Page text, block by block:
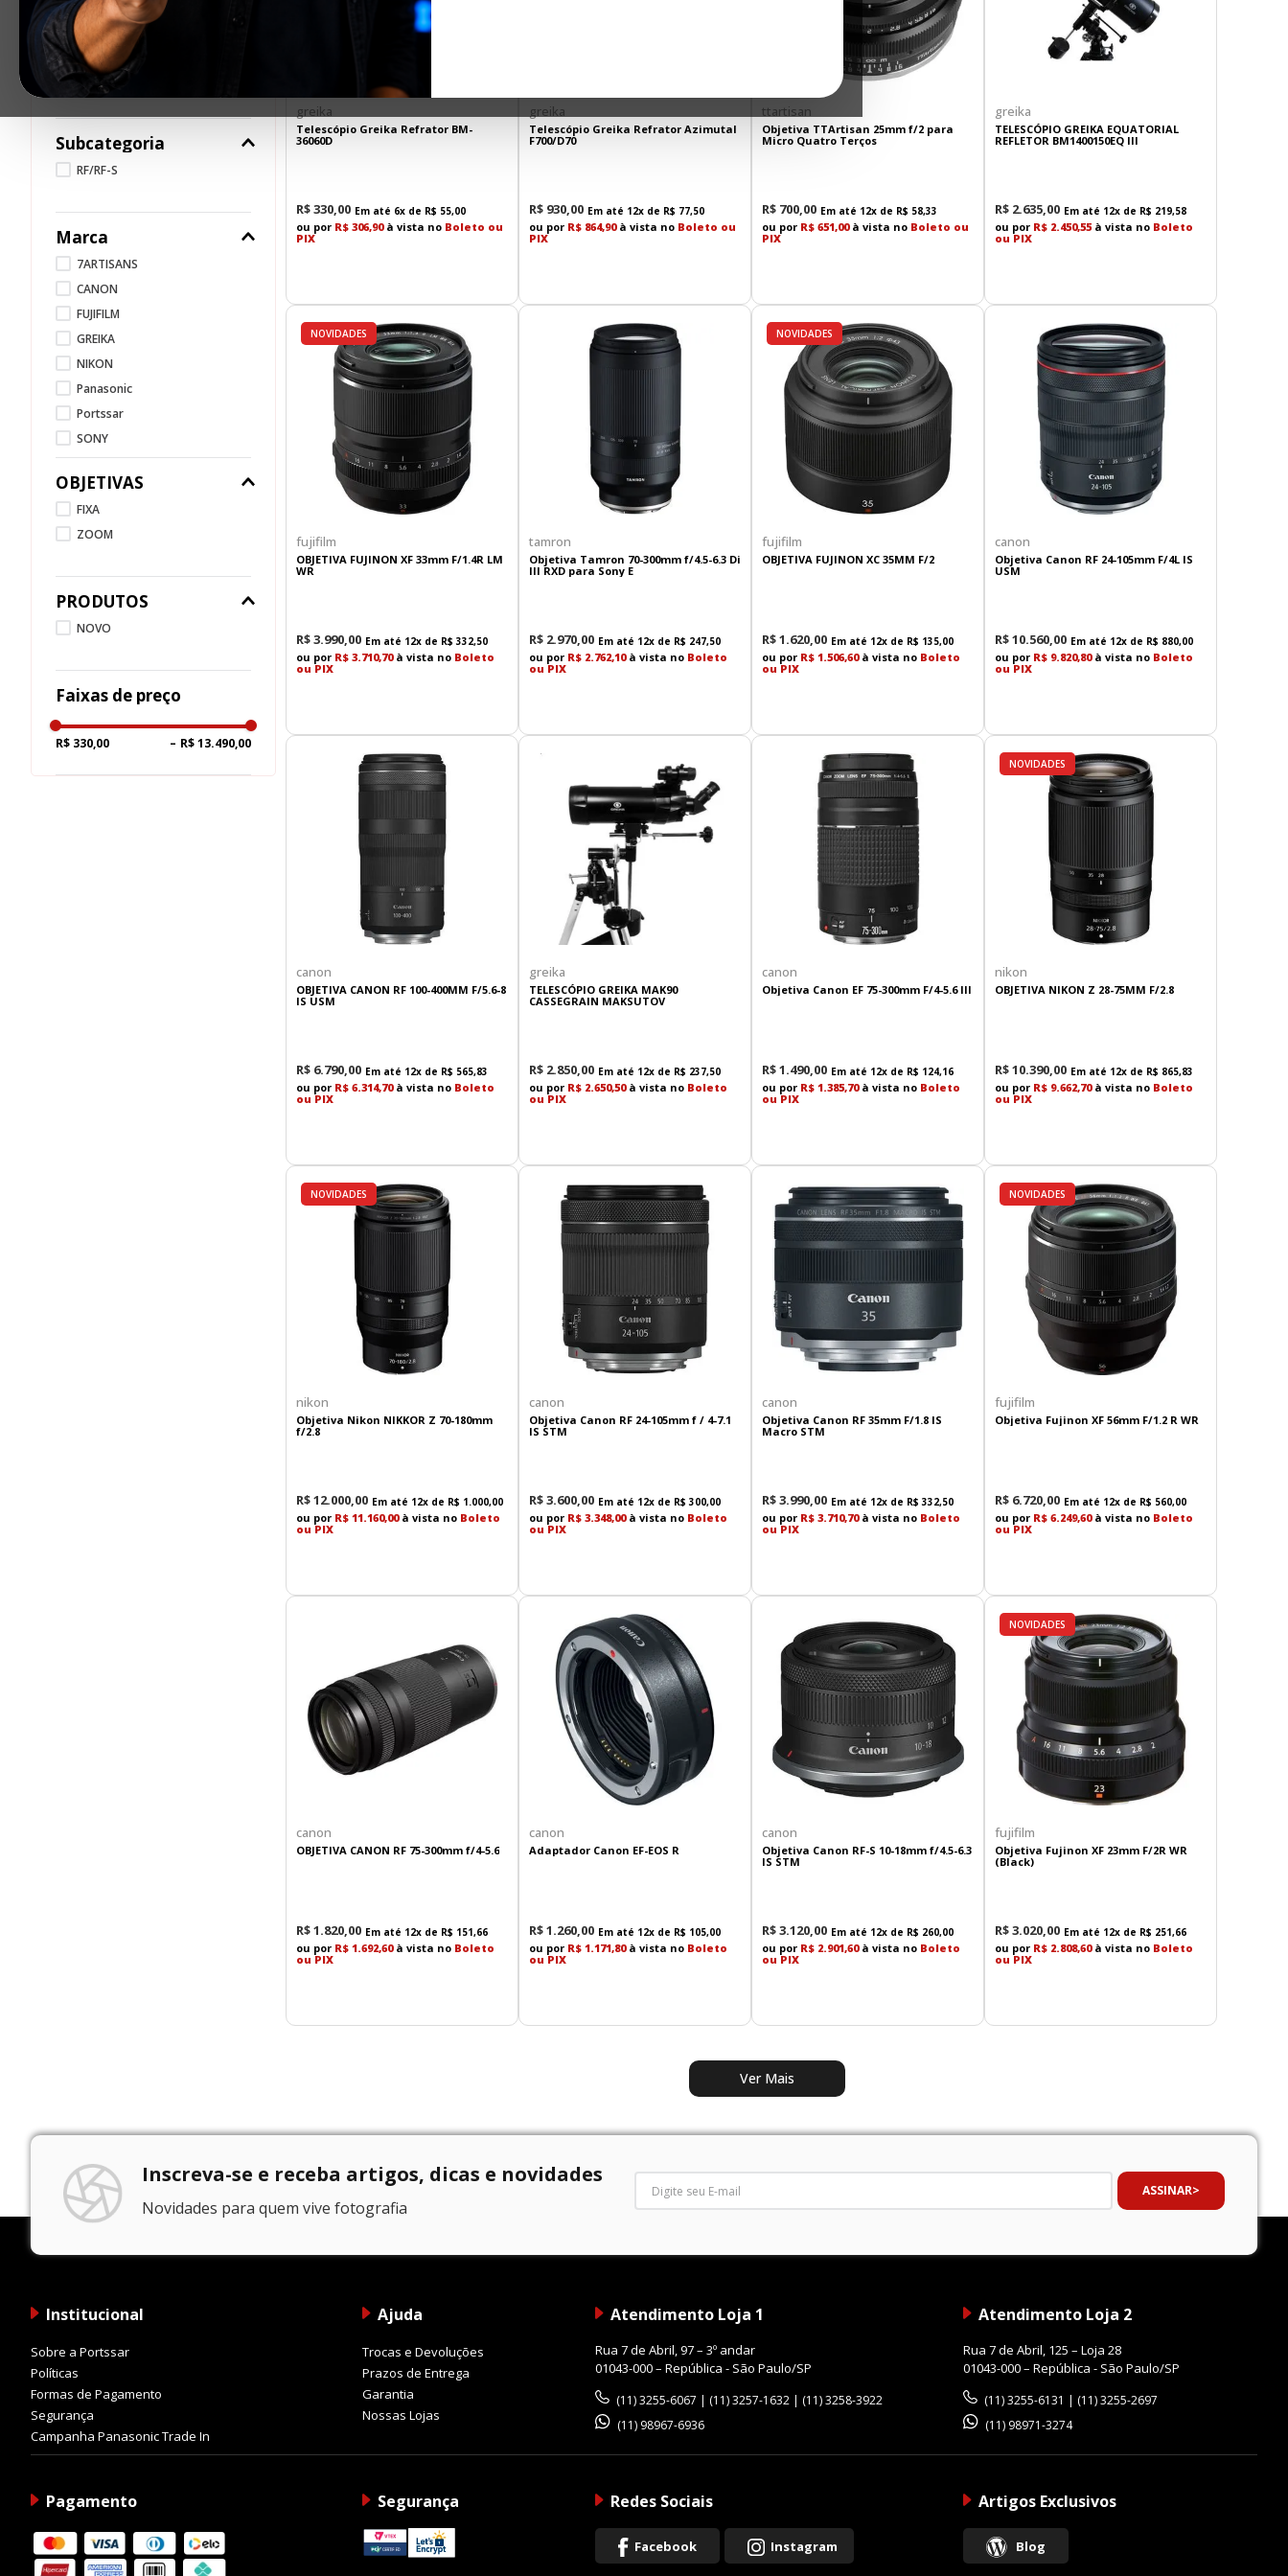
TELESCÓPIO
Tokina
Sony
Subcategoria
RF/RF-S
Marca
7ARTISANS
CANON
FUJIFILM
GREIKA
NIKON
Panasonic
Portssar
SONY
TAMRON
TTARTISAN
OBJETIVAS
FIXA
ZOOM
PRODUTOS
NOVO
Faixas de preço
R$ 330,00 – R$ 13.490,00
greika
Telescópio Greika Refrator BM-
36060D
R$330,00 Em até 6x de R$ 55,00
ou por R$ 306,90à vista no Boleto ou
PIX
greika
Telescópio Greika Refrator Azimutal
F700/D70
R$ 930,00 Em até 12x de R$ 77,50
ou por R$ 864,90à vista no Boleto ou
PIX
ttartisan
Objetiva TTArtisan 25mm f/2 para
Micro Quatro Terços
R$ 700,00 Em até 12x de R$ 58,33
ou por R$ 651,00à vista no Boleto ou
PIX
greika
TELESCÓPIO GREIKA EQUATORIAL
REFLETOR BM1400150EQ III
R$ 2.635,00 Em até 12x de R$ 219,58
ou por R$ 2.450,55 à vista no Boleto
ou PIX
NOVIDADES
fujifilm
OBJETIVA FUJINON XF 33mm F/1.4R LM
WR
R$3.990,00 Em até 12x de R$ 332,50
ou por R$ 3.710,70à vista no Boleto
ou PIX
tamron
Objetiva Tamron 70-300mm f/4.5-6.3 Di
III RXD para Sony E
R$ 2.970,00 Em até 12x de R$ 247,50
ou por R$ 2.762,10à vista no Boleto
ou PIX
NOVIDADES
fujifilm
OBJETIVA FUJINON XC 35MM F/2
R$1.620,00 Em até 12x de R$ 135,00
ou por R$ 1.506,60à vista no Boleto
ou PIX
canon
Objetiva Canon RF 24-105mm F/4L IS
USM
R$10.560,00 Em até 12x de R$ 880,00
ou por R$ 9.820,80à vista no Boleto
ou PIX
canon
OBJETIVA CANON RF 100-400MM F/5.6-8
IS USM
R$ 6.790,00 Em até 12x de R$ 565,83
ou por R$ 6.314,70à vista no Boleto
ou PIX
greika
TELESCÓPIO GREIKA MAK90
CASSEGRAIN MAKSUTOV
R$ 2.850,00 Em até 12x de R$ 237,50
ou por R$ 2.650,50à vista no Boleto
ou PIX
canon
Objetiva Canon EF 75-300mm F/4-5.6 III
R$1.490,00 Em até 12x de R$ 124,16
ou por R$ 1.385,70à vista no Boleto
ou PIX
NOVIDADES
nikon
OBJETIVA NIKON Z 28-75MM F/2.8
R$10.390,00 Em até 12x de R$ 865,83
ou por R$ 9.662,70à vista no Boleto
ou PIX
NOVIDADES
nikon
Objetiva Nikon NIKKOR Z 70-180mm
f/2.8
R$12.000,00 Em até 12x de R$ 1.000,00
ou por R$ 11.160,00à vista no Boleto
ou PIX
canon
Objetiva Canon RF 24-105mm f / 4-7.1
IS STM
R$3.600,00 Em até 12x de R$ 300,00
ou por R$ 3.348,00à vista no Boleto
ou PIX
canon
Objetiva Canon RF 35mm F/1.8 IS
Macro STM
R$3.990,00 Em até 12x de R$ 332,50
ou por R$ 3.710,70à vista no Boleto
ou PIX
NOVIDADES
fujifilm
Objetiva Fujinon XF 56mm F/1.2 R WR
R$ 6.720,00 Em até 12x de R$ 560,00
ou por R$ 6.249,60à vista no Boleto
ou PIX
canon
OBJETIVA CANON RF 75-300mm f/4-5.6
R$1.820,00 Em até 12x de R$ 151,66
ou por R$ 1.692,60à vista no Boleto
ou PIX
canon
Adaptador Canon EF-EOS R
R$1.260,00 Em até 12x de R$ 105,00
ou por R$ 1.171,80à vista no Boleto
ou PIX
canon
Objetiva Canon RF-S 10-18mm f/4.5-6.3
IS STM
R$3.120,00 Em até 12x de R$ 260,00
ou por R$ 2.901,60à vista no Boleto
ou PIX
NOVIDADES
fujifilm
Objetiva Fujinon XF 23mm F/2R WR
(Black)
R$3.020,00 Em até 12x de R$ 251,66
ou por R$ 2.808,60à vista no Boleto
ou PIX
Inscreva-se e receba artigos, dicas e novidades
Novidades para quem vive fotografia
ASSINAR
Institucional
Sobre a Portssar
Políticas
Formas de Pagamento
Segurança
Campanha Panasonic Trade In
Ajuda
Trocas e Devoluções
Prazos de Entrega
Garantia
Nossas Lojas
Atendimento Loja 1
Rua 7 de Abril, 97 – 3º andar
01043-000 – República - São Paulo/SP
(11) 3255-6067 | (11) 3257-1632 | (11) 3258-3922
(11) 98967-6936
Atendimento Loja 2
Rua 7 de Abril, 125 – Loja 28
01043-000 – República - São Paulo/SP
(11) 3255-6131 | (11) 3255-2697
(11) 98971-3274
Pagamento Segurança Redes Sociais
Facebook Instagram
Artigos Exclusivos
Blog